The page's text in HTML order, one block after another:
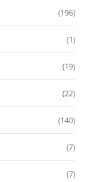
(196)
(1)
(19)
(22)
(140)
(7)
(7)